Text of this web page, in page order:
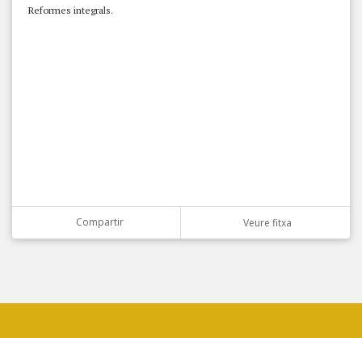
Reformes integrals.
Compartir Veure fitxa